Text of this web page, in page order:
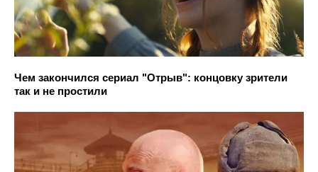
Чем закончился сериал "Отрыв": концовку зрители
так и не простили